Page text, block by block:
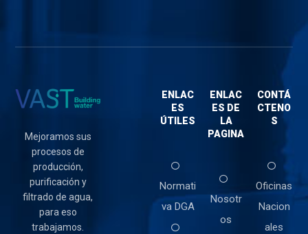
Mejoramos sus
procesos de
producción,
purificación y
filtrado de agua,
para eso
trabajamos.
ENLAC
ES
ÚTILES
Normati
va DGA
ENLAC
ES DE
LA
PAGINA
Nosotr
os
CONTÁ
CTENO
S
Oficinas
Nacion
ales